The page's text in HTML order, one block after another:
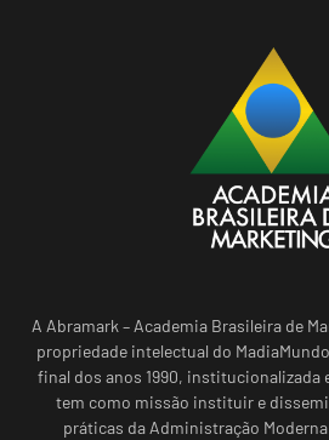
A Abramark – Academia Brasileira de
propriedade intelectual do
final dos anos 1990, institucionalizada
tem como missão instituir e
práticas da Administração